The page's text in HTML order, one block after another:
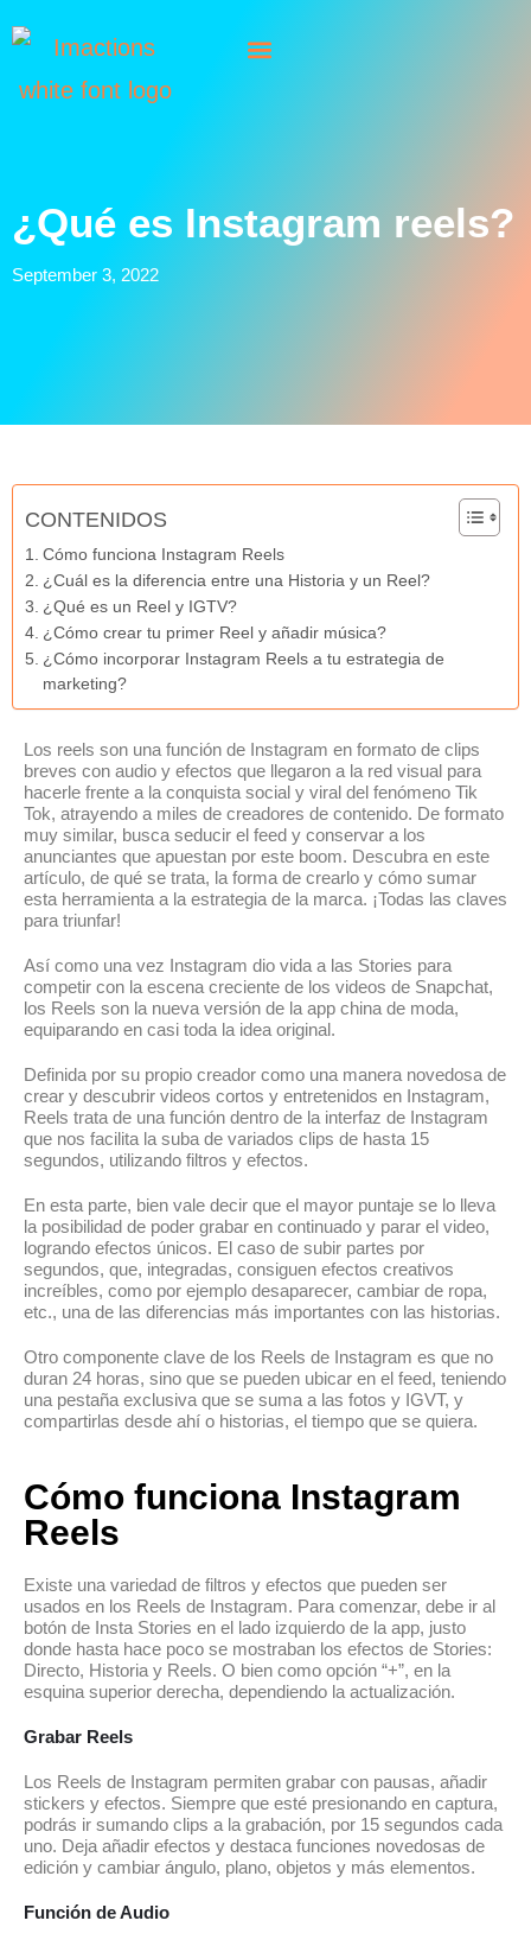
¿Qué es Instagram reels?
September 3, 2022
CONTENIDOS
Cómo funciona Instagram Reels
¿Cuál es la diferencia entre una Historia y un Reel?
¿Qué es un Reel y IGTV?
¿Cómo crear tu primer Reel y añadir música?
¿Cómo incorporar Instagram Reels a tu estrategia de
marketing?
Los reels son una función de Instagram en formato de clips
breves con audio y efectos que llegaron a la red visual para
hacerle frente a la conquista social y viral del fenómeno Tik
Tok, atrayendo a miles de creadores de contenido. De formato
muy similar, busca seducir el feed y conservar a los
anunciantes que apuestan por este boom. Descubra en este
artículo, de qué se trata, la forma de crearlo y cómo sumar
esta herramienta a la estrategia de la marca. ¡Todas las claves
para triunfar!
Así como una vez Instagram dio vida a las Stories para
competir con la escena creciente de los videos de Snapchat,
los Reels son la nueva versión de la app china de moda,
equiparando en casi toda la idea original.
Definida por su propio creador como una manera novedosa de
crear y descubrir videos cortos y entretenidos en Instagram,
Reels trata de una función dentro de la interfaz de Instagram
que nos facilita la suba de variados clips de hasta 15
segundos, utilizando filtros y efectos.
En esta parte, bien vale decir que el mayor puntaje se lo lleva
la posibilidad de poder grabar en continuado y parar el video,
logrando efectos únicos. El caso de subir partes por
segundos, que, integradas, consiguen efectos creativos
increíbles, como por ejemplo desaparecer, cambiar de ropa,
etc., una de las diferencias más importantes con las historias.
Otro componente clave de los Reels de Instagram es que no
duran 24 horas, sino que se pueden ubicar en el feed, teniendo
una pestaña exclusiva que se suma a las fotos y IGVT, y
compartirlas desde ahí o historias, el tiempo que se quiera.
Cómo funciona Instagram
Reels
Existe una variedad de filtros y efectos que pueden ser
usados en los Reels de Instagram. Para comenzar, debe ir al
botón de Insta Stories en el lado izquierdo de la app, justo
donde hasta hace poco se mostraban los efectos de Stories:
Directo, Historia y Reels. O bien como opción “+”, en la
esquina superior derecha, dependiendo la actualización.
Grabar Reels
Los Reels de Instagram permiten grabar con pausas, añadir
stickers y efectos. Siempre que esté presionando en captura,
podrás ir sumando clips a la grabación, por 15 segundos cada
uno. Deja añadir efectos y destaca funciones novedosas de
edición y cambiar ángulo, plano, objetos y más elementos.
Función de Audio